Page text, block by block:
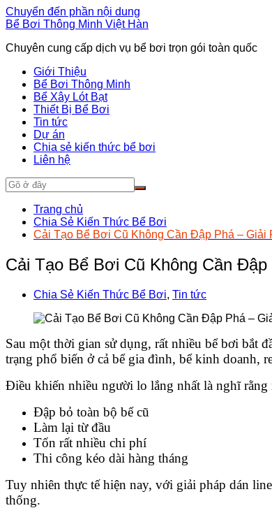
Chuyển đến phần nội dung
Bể Bơi Thông Minh Việt Hàn
Chuyên cung cấp dịch vụ bể bơi trọn gói toàn quốc
Giới Thiệu
Bể Bơi Thông Minh
Bể Xây Lót Bạt
Thiết Bị Bể Bơi
Tin tức
Dự án
Chia sẻ kiến thức bể bơi
Liên hệ
Trang chủ
Chia Sẻ Kiến Thức Bể Bơi
Cải Tạo Bể Bơi Cũ Không Cần Đập Phá – Giải
Cải Tạo Bể Bơi Cũ Không Cần
Chia Sẻ Kiến Thức Bể Bơi, Tin tức
Sau một thời gian sử dụng, rất nhiều bể bơi bắt
trạng phổ biến ở cả bể gia đình, bể kinh doanh,
Điều khiến nhiều người lo lắng nhất là nghĩ rằng
Đập bỏ toàn bộ bể cũ
Làm lại từ đầu
Tốn rất nhiều chi phí
Thi công kéo dài hàng tháng
Tuy nhiên thực tế hiện nay, với giải pháp dán
thống.